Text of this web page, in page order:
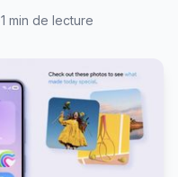
1 min de lecture